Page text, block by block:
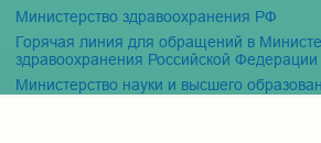
Министерство здравоохранения РФ
Горячая линия для обращений в
здравоохранения Российской Федерации
Министерство науки и высшего